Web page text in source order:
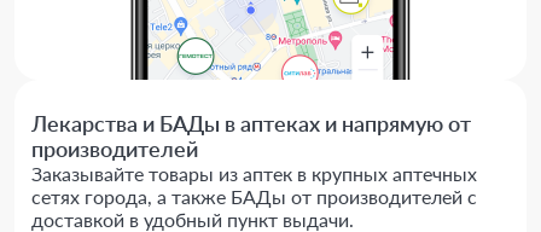
Лекарства и БАДы в аптеках и напрямую от
производителей
Заказывайте товары из аптек в крупных аптечных
сетях города, а также БАДы от производителей с
доставкой в удобный пункт выдачи.